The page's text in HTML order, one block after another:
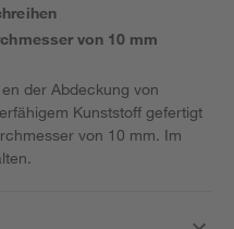
von 10 mm
der Abdeckung von
Kunststoff gefertigt
von 10 mm. Im